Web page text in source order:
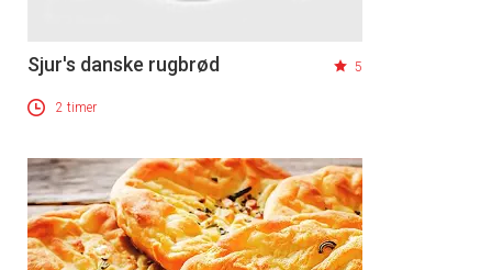
Sjur's danske rugbrød 5
2 timer